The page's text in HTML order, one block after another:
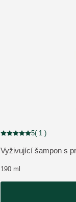
ZOBRAZIT PRODUKT:
Vyživující šampon s
Aktuální hodnocení: 5 z
5( 1 )
190 ml